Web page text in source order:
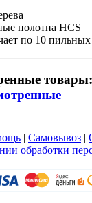
полотна HCS
по 10 пильных
| Самовывоз |
обработки